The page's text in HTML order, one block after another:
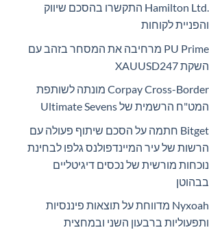
Hamilton Ltd.‎ התקשרו בהסכם שיווק
והפניית לקוחות
PU Prime מרחיבה את המסחר בזהב עם
השקת XAUUSD247
Corpay Cross-Border מונתה לשותפת
המט"ח הרשמית של Ultimate Sevens
Bitget חתמה על הסכם שיתוף פעולה עם
הרשות של עיר המיינדפולנס גלפו לבחינת
נוכחות מורשית של נכסים דיגיטליים
בבהוטן
Nyxoah מדווחת על תוצאות פיננסיות
ותפעוליות ברבעון השני ובמחצית